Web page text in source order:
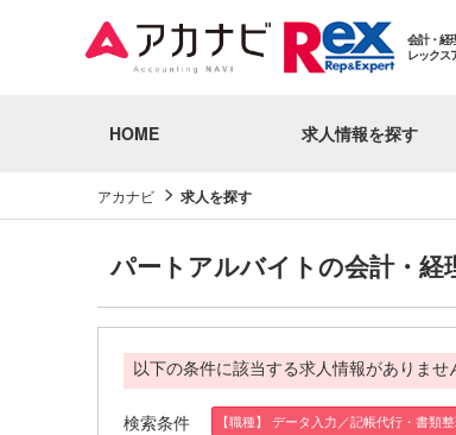
会計・経
レックス
HOME 求人情報を探す
アカナビ 求人を探す
パートアルバイトの会計・
以下の条件に該当する求人情報がありませ
検索条件 【職種】 データ入力／記帳代行・書類